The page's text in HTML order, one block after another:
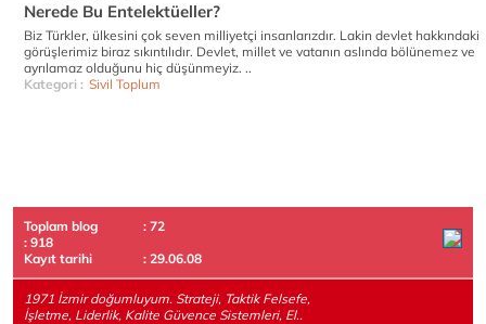
Nerede Bu Entelektüeller?
Biz Türkler, ülkesini çok seven milliyetçi insanlarızdır. Lakin devlet hakkındaki
görüşlerimiz biraz sıkıntılıdır. Devlet, millet ve vatanın aslında bölünemez ve
ayrılamaz olduğunu hiç düşünmeyiz. ..
Kategori : Sivil Toplum
Toplam blog
: 72
: 918
Kayıt tarihi
: 29.06.08
1971 İzmir doğumluyum. Strateji, Taktik Felsefe,
İşletme, Liderlik, Kalite Güvence Sistemleri, El..